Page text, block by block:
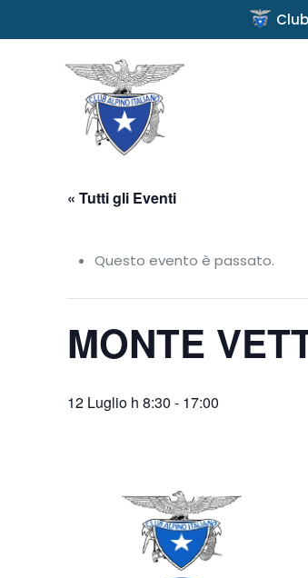
« Tutti gli Eventi
Questo evento è passato.
MONTE
12 Luglio h 8:30 - 17:00